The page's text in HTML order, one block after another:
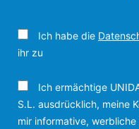
Ich habe die
ihr zu
Ich ermächtige
S.L. ausdrücklich, meine
mir informative,